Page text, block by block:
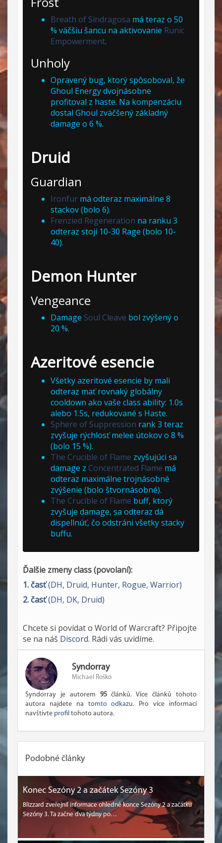
Breath of Sindragosa má teraz o 50
% väčšiu šancu na aktivovanie Runic
Empowerment.
Unholy
Opravený bug, ktorý spôsoboval, že
Ghoul Energy dvojnásobne
profitoval z haste. Na kompenzáciu
dostal Ghoul zväčšený základný
damage o 6 %.
Druid
Guardian
Ironfur má odteraz maximálne 8
stackov (bolo 6).
Frenzied Regeneration na ranku 3
odteraz stojí 10-30 Rage (bolo 10-
40).
Demon Hunter
Vengeance
Damage Soul Cleave bol zvýšený o
20 %.
Azeritové esencie
Všetky azeritové esencie by mali
odteraz mať rovnaký globálny
cooldown ako vaše class ability: 1.0s
alebo 1.5s, redukované s Haste.
Sphere of Suppression rank 3 teraz
zvyšuje rýchlosť melee útokov o 8 %
(bolo 15 %).
The Crucible of Flame zvyšujúci sa
damage z Concentrated Flame má
odteraz maximálne trojnásobné
zvýšenie (bolo štvornásobné).
The Crucible of Flame buff, ktorý
zvyšuje damage, sa odteraz dá
dispellnúť, čo odstráni všetky stacky
buffu.
Ďalšie zmeny class (povolaní):
1. časť(DH, Druid, Hunter, Rogue, Warrior)
2. časť(DH, DK, Druid)
Chcete si povídat o World of Warcraft? Připojte
se na náš Discord. Rádi vás uvidíme.
Syndorray
Michael Roško
Syndorray je autorem 95článků. Více článků tohoto
autora najdete na tomto odkazu. Pro více informací
navštivte profil tohoto autora.
Podobné články
Konec Sezóny 2 a začátek Sezóny 3
Blizzard zveřejnil informace ohledně konce Sezóny 2 a začátku
Sezóny 3. Ta začne dva týdny po…